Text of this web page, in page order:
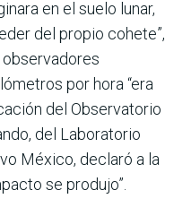
en el suelo lunar,
del propio cohete”,
observadores
por hora “era
del Observatorio
del Laboratorio
México, declaró a la
se produjo”.